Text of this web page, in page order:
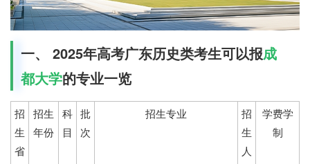
一、 2025年高考广东历史类考生可以报成
都大学的专业一览
招
生
省
招生
年份
科
目
批
次
招生专业
招
生
人
学费学
制